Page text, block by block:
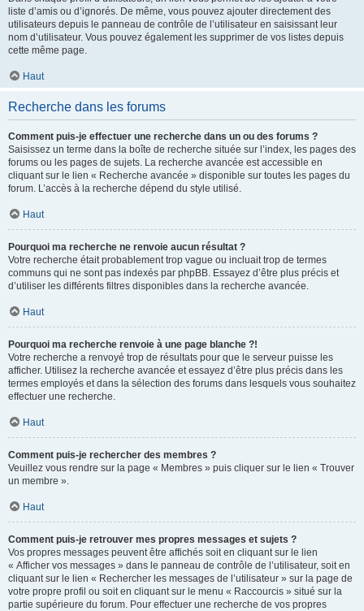
liste d’amis ou d’ignorés. De même, vous pouvez ajouter directement des
utilisateurs depuis le panneau de contrôle de l’utilisateur en saisissant leur
nom d’utilisateur. Vous pouvez également les supprimer de vos listes depuis
cette même page.
Haut
Recherche dans les forums
Comment puis-je effectuer une recherche dans un ou des forums ?
Saisissez un terme dans la boîte de recherche située sur l’index, les pages des
forums ou les pages de sujets. La recherche avancée est accessible en
cliquant sur le lien « Recherche avancée » disponible sur toutes les pages du
forum. L’accès à la recherche dépend du style utilisé.
Haut
Pourquoi ma recherche ne renvoie aucun résultat ?
Votre recherche était probablement trop vague ou incluait trop de termes
communs qui ne sont pas indexés par phpBB. Essayez d’être plus précis et
d’utiliser les différents filtres disponibles dans la recherche avancée.
Haut
Pourquoi ma recherche renvoie à une page blanche ?!
Votre recherche a renvoyé trop de résultats pour que le serveur puisse les
afficher. Utilisez la recherche avancée et essayez d’être plus précis dans les
termes employés et dans la sélection des forums dans lesquels vous souhaitez
effectuer une recherche.
Haut
Comment puis-je rechercher des membres ?
Veuillez vous rendre sur la page « Membres » puis cliquer sur le lien « Trouver
un membre ».
Haut
Comment puis-je retrouver mes propres messages et sujets ?
Vos propres messages peuvent être affichés soit en cliquant sur le lien
« Afficher vos messages » dans le panneau de contrôle de l’utilisateur, soit en
cliquant sur le lien « Rechercher les messages de l’utilisateur » sur la page de
votre propre profil ou soit en cliquant sur le menu « Raccourcis » situé sur la
partie supérieure du forum. Pour effectuer une recherche de vos propres